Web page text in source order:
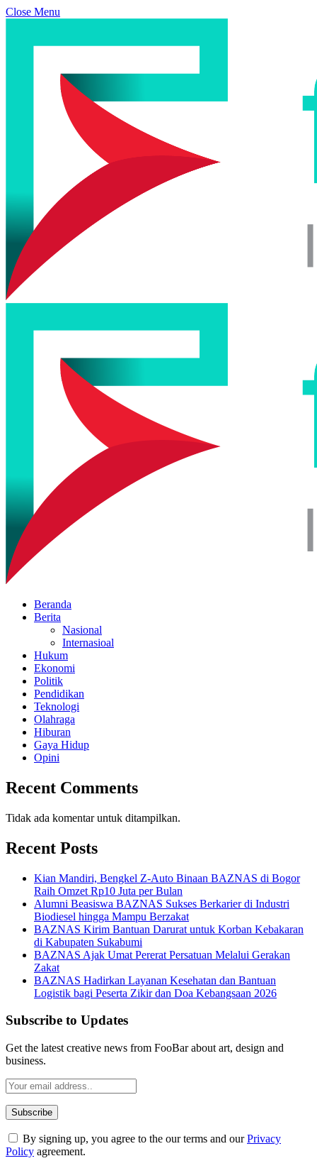
Close Menu
Beranda
Berita
Nasional
Internasioal
Hukum
Ekonomi
Politik
Pendidikan
Teknologi
Olahraga
Hiburan
Gaya Hidup
Opini
Recent Comments
Tidak ada komentar untuk ditampilkan.
Recent Posts
Kian Mandiri, Bengkel Z-Auto Binaan BAZNAS di Bogor
Raih Omzet Rp10 Juta per Bulan
Alumni Beasiswa BAZNAS Sukses Berkarier di Industri
Biodiesel hingga Mampu Berzakat
BAZNAS Kirim Bantuan Darurat untuk Korban Kebakaran
di Kabupaten Sukabumi
BAZNAS Ajak Umat Pererat Persatuan Melalui Gerakan
Zakat
BAZNAS Hadirkan Layanan Kesehatan dan Bantuan
Logistik bagi Peserta Zikir dan Doa Kebangsaan 2026
Subscribe to Updates
Get the latest creative news from FooBar about art, design and
business.
By signing up, you agree to the our terms and ourPrivacy
Policy agreement.